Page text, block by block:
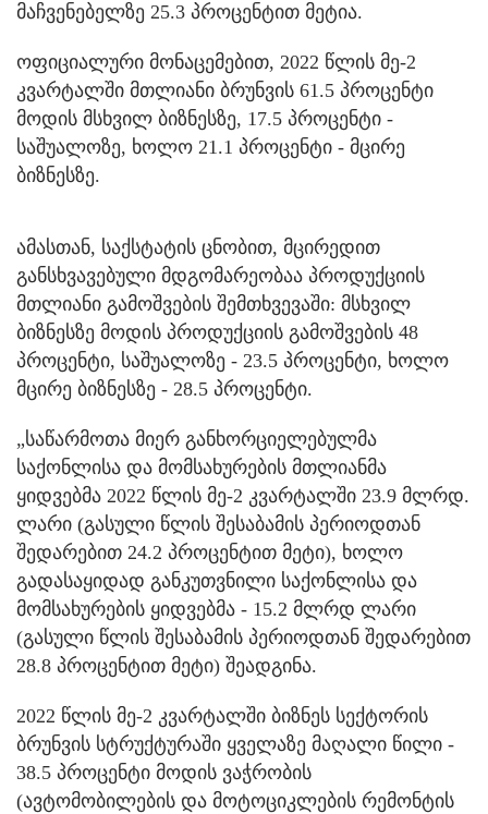
მაჩვენებელზე 25.3 პროცენტით მეტია.
ოფიციალური მონაცემებით, 2022 წლის მე-2
კვარტალში მთლიანი ბრუნვის 61.5 პროცენტი
მოდის მსხვილ ბიზნესზე, 17.5 პროცენტი -
საშუალოზე, ხოლო 21.1 პროცენტი - მცირე
ბიზნესზე.
ამასთან, საქსტატის ცნობით, მცირედით
განსხვავებული მდგომარეობაა პროდუქციის
მთლიანი გამოშვების შემთხვევაში: მსხვილ
ბიზნესზე მოდის პროდუქციის გამოშვების 48
პროცენტი, საშუალოზე - 23.5 პროცენტი, ხოლო
მცირე ბიზნესზე - 28.5 პროცენტი.
„საწარმოთა მიერ განხორციელებულმა
საქონლისა და მომსახურების მთლიანმა
ყიდვებმა 2022 წლის მე-2 კვარტალში 23.9 მლრდ.
ლარი (გასული წლის შესაბამის პერიოდთან
შედარებით 24.2 პროცენტით მეტი), ხოლო
გადასაყიდად განკუთვნილი საქონლისა და
მომსახურების ყიდვებმა - 15.2 მლრდ ლარი
(გასული წლის შესაბამის პერიოდთან შედარებით
28.8 პროცენტით მეტი) შეადგინა.
2022 წლის მე-2 კვარტალში ბიზნეს სექტორის
ბრუნვის სტრუქტურაში ყველაზე მაღალი წილი -
38.5 პროცენტი მოდის ვაჭრობის
(ავტომობილების და მოტოციკლების რემონტის